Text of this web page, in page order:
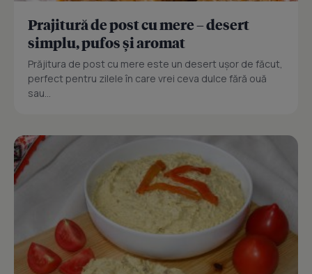
Prajitură de post cu mere – desert
simplu, pufos și aromat
Prăjitura de post cu mere este un desert ușor de făcut,
perfect pentru zilele în care vrei ceva dulce fără ouă
sau...